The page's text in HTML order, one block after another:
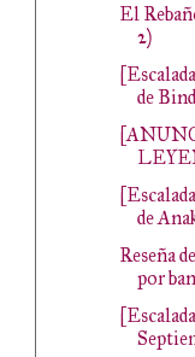
El
2)
de
de
Reseña
por